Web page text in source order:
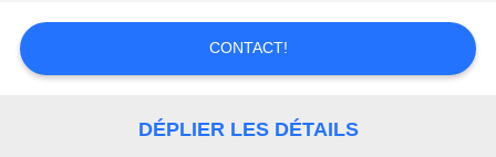
QUALITÉ
NOUS
CONTACTER
CONTACT!
DÉPLIER LES DÉTAILS